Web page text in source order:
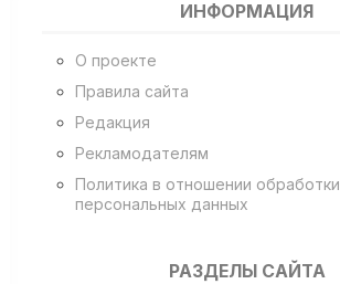
ИНФОРМАЦИЯ
О проекте
Правила сайта
Редакция
Рекламодателям
Политика в отношении обработки
персональных данных
РАЗДЕЛЫ САЙТА